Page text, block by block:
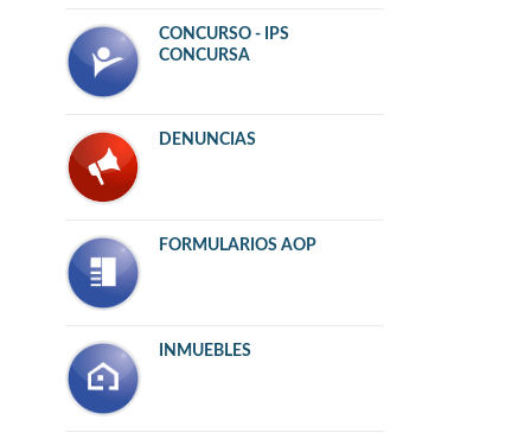
CONCURSO - IPS
CONCURSA
DENUNCIAS
FORMULARIOS AOP
INMUEBLES